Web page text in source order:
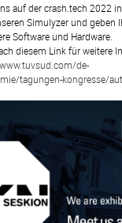
auf der crash.tech 2022
Simulyzer und geben
Software und Hardware.
diesem Link für weitere
de-
tagungen-kongresse/